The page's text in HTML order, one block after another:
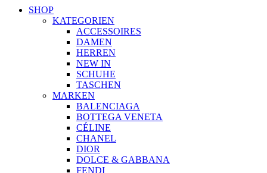
SHOP
KATEGORIEN
ACCESSOIRES
DAMEN
HERREN
NEW IN
SCHUHE
TASCHEN
MARKEN
BALENCIAGA
BOTTEGA VENETA
CÉLINE
CHANEL
DIOR
DOLCE & GABBANA
FENDI